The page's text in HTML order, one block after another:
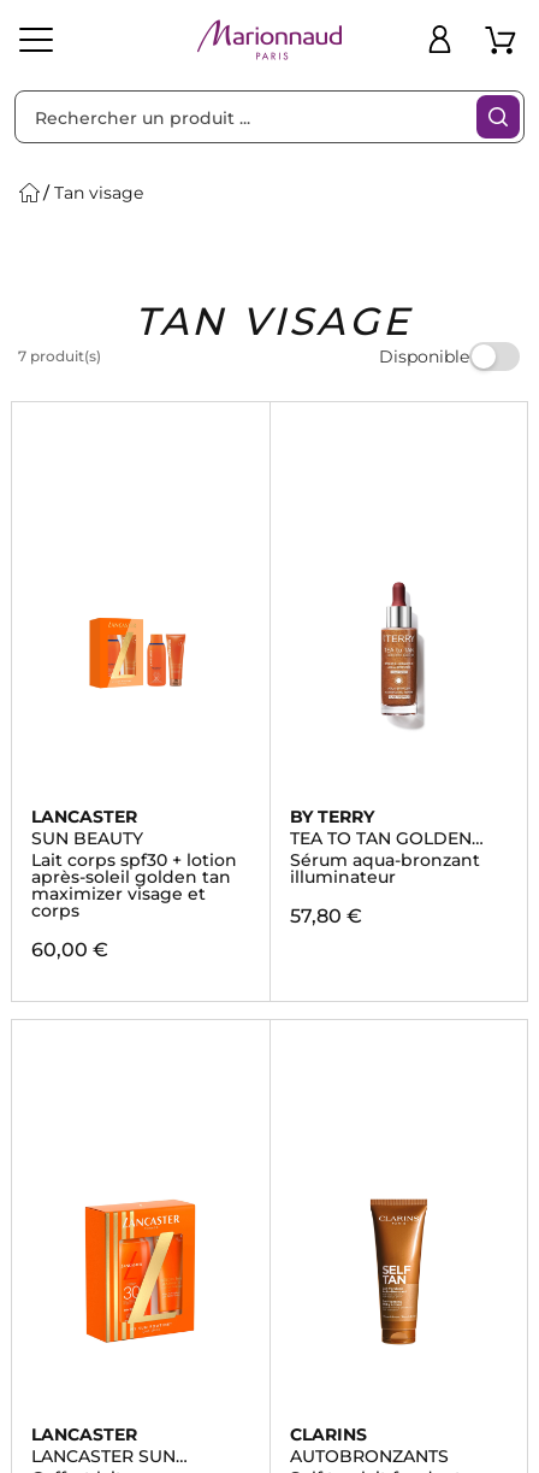
Homme Marques Idées
Cadeaux
Bons
Tan visage
TAN VISAGE
7 produit(s) Disponible
Filtres
LANCASTER
SUN BEAUTY
Lait corps spf30 + lotion
après-soleil golden tan
maximizer visage et
corps
60,00 €
BY TERRY
TEA TO TAN GOLDEN
GLOW
Sérum aqua-bronzant
illuminateur
57,80 €
LANCASTER
LANCASTER SUN
CLARINS
AUTOBRONZANTS